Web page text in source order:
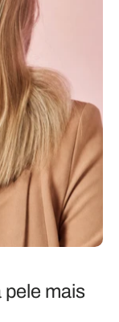
pele mais